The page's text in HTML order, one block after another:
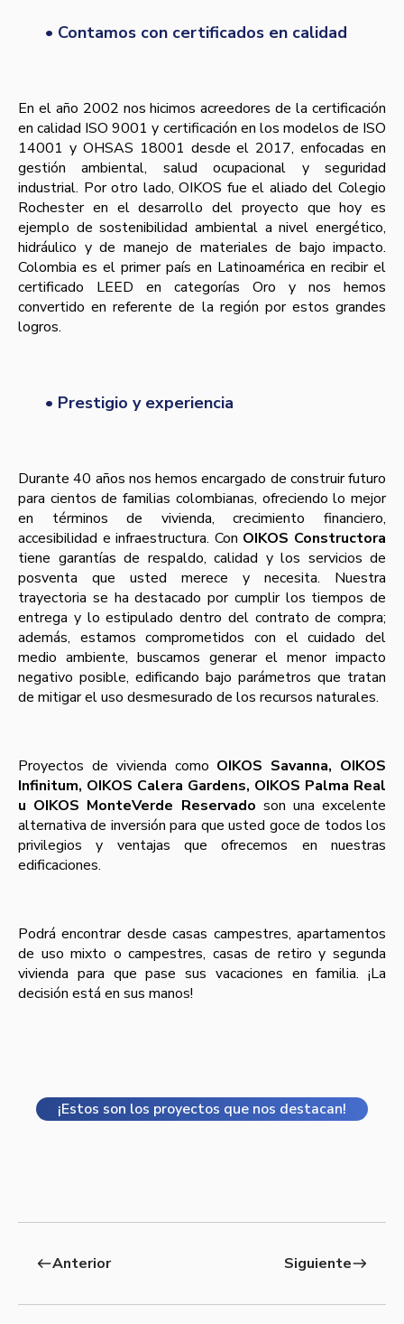
• Contamos con certificados en calidad
En el año 2002 nos hicimos acreedores de la certificación
en calidad ISO 9001 y certificación en los modelos de ISO
14001 y OHSAS 18001 desde el 2017, enfocadas en
gestión ambiental, salud ocupacional y seguridad
industrial. Por otro lado, OIKOS fue el aliado del Colegio
Rochester en el desarrollo del proyecto que hoy es
ejemplo de sostenibilidad ambiental a nivel energético,
hidráulico y de manejo de materiales de bajo impacto.
Colombia es el primer país en Latinoamérica en recibir el
certificado LEED en categorías Oro y nos hemos
convertido en referente de la región por estos grandes
logros.
• Prestigio y experiencia
Durante 40 años nos hemos encargado de construir futuro
para cientos de familias colombianas, ofreciendo lo mejor
en términos de vivienda, crecimiento financiero,
accesibilidad e infraestructura. Con OIKOS Constructora
tiene garantías de respaldo, calidad y los servicios de
posventa que usted merece y necesita. Nuestra
trayectoria se ha destacado por cumplir los tiempos de
entrega y lo estipulado dentro del contrato de compra;
además, estamos comprometidos con el cuidado del
medio ambiente, buscamos generar el menor impacto
negativo posible, edificando bajo parámetros que tratan
de mitigar el uso desmesurado de los recursos naturales.
Proyectos de vivienda como OIKOS Savanna, OIKOS
Infinitum, OIKOS Calera Gardens, OIKOS Palma Real
u OIKOS MonteVerde Reservado son una excelente
alternativa de inversión para que usted goce de todos los
privilegios y ventajas que ofrecemos en nuestras
edificaciones.
Podrá encontrar desde casas campestres, apartamentos
de uso mixto o campestres, casas de retiro y segunda
vivienda para que pase sus vacaciones en familia. ¡La
decisión está en sus manos!
¡Estos son los proyectos que nos destacan!
westAnterior Siguienteeast